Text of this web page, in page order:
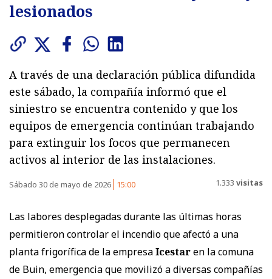
lesionados
A través de una declaración pública difundida
este sábado, la compañía informó que el
siniestro se encuentra contenido y que los
equipos de emergencia continúan trabajando
para extinguir los focos que permanecen
activos al interior de las instalaciones.
Sábado 30 de mayo de 2026 15:00 1.333 visitas
Las labores desplegadas durante las últimas horas
permitieron controlar el incendio que afectó a una
planta frigorífica de la empresaIcestaren la comuna
de Buin, emergencia que movilizó a diversas compañías